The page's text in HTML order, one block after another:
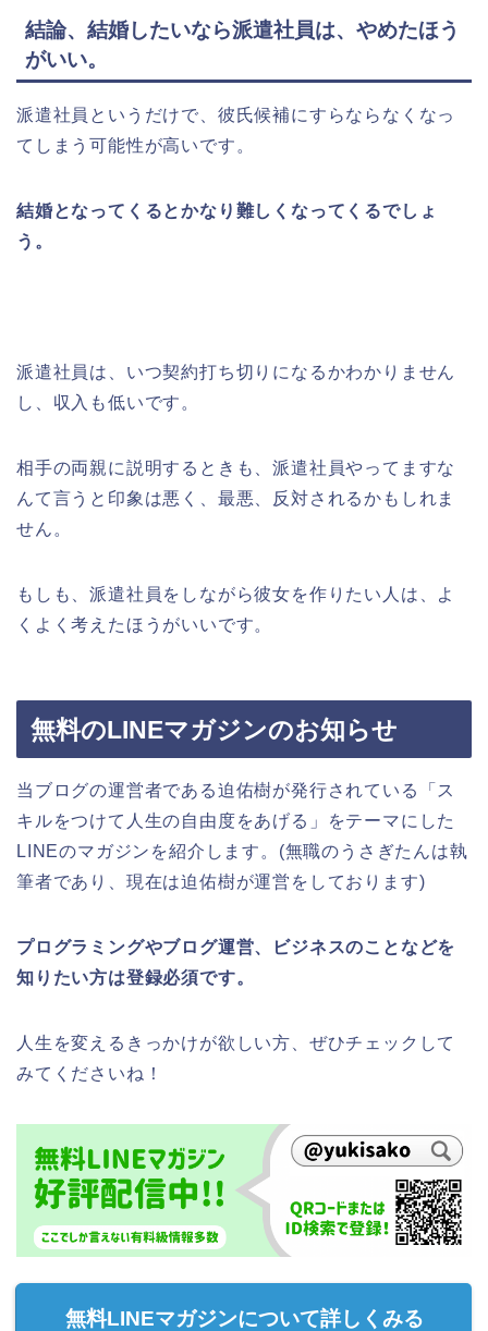
結論、結婚したいなら派遣社員は、やめたほう
がいい。
派遣社員というだけで、彼氏候補にすらならなくなっ
てしまう可能性が高いです。
結婚となってくるとかなり難しくなってくるでしょ
う。
派遣社員は、いつ契約打ち切りになるかわかりません
し、収入も低いです。
相手の両親に説明するときも、派遣社員やってますな
んて言うと印象は悪く、最悪、反対されるかもしれま
せん。
もしも、派遣社員をしながら彼女を作りたい人は、よ
くよく考えたほうがいいです。
無料のLINEマガジンのお知らせ
当ブログの運営者である迫佑樹が発行されている「ス
キルをつけて人生の自由度をあげる」をテーマにした
LINEのマガジンを紹介します。(無職のうさぎたんは執
筆者であり、現在は迫佑樹が運営をしております)
プログラミングやブログ運営、ビジネスのことなどを
知りたい方は登録必須です。
人生を変えるきっかけが欲しい方、ぜひチェックして
みてくださいね！
無料LINEマガジンについて詳しくみる